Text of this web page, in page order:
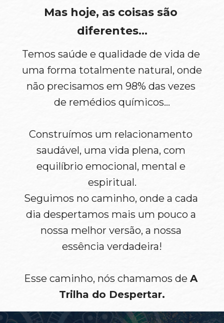
Mas hoje, as coisas são
diferentes…
Temos saúde e qualidade de vida de
uma forma totalmente natural, onde
não precisamos em 98% das vezes
de remédios químicos…
Construímos um relacionamento
saudável, uma vida plena, com
equilíbrio emocional, mental e
espiritual.
Seguimos no caminho, onde a cada
dia despertamos mais um pouco a
nossa melhor versão, a nossa
essência verdadeira!
Esse caminho, nós chamamos de A
Trilha do Despertar.